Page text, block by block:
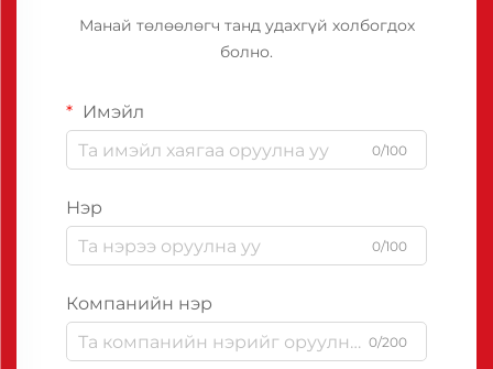
Манай төлөөлөгч танд удахгүй холбогдох
болно.
Имэйл
0/100
Нэр
0/100
Компанийн нэр
0/200